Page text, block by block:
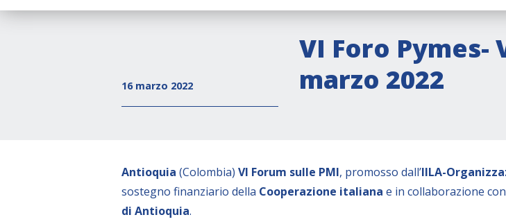
16 marzo 2022
VI Foro Pymes-
marzo 2022
Antioquia (Colombia) VI Forum sulle PMI, promosso dall’IILA-
sostegno finanziario della Cooperazione italiana e in collaborazione
di Antioquia.